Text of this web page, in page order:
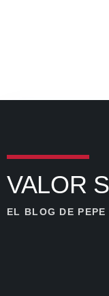
VALOR
EL BLOG DE PEPE